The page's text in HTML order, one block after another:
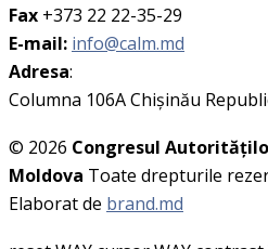
Fax +373 22 22-35-29
E-mail: info@calm.md
Adresa:
Columna 106A Chişinău
© 2026 Congresul
Moldova Toate drepturile
Elaborat de brand.md